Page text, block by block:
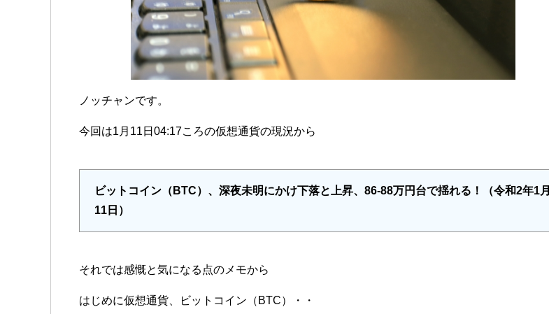
ノッチャンです。
今回は1月11日04:17ころの仮想通貨の現況から
ビットコイン（BTC）、深夜未明にかけ下落と上昇、86-88万円台で揺れる！（令和2年1月
11日）
それでは感慨と気になる点のメモから
はじめに仮想通貨、ビットコイン（BTC）・・